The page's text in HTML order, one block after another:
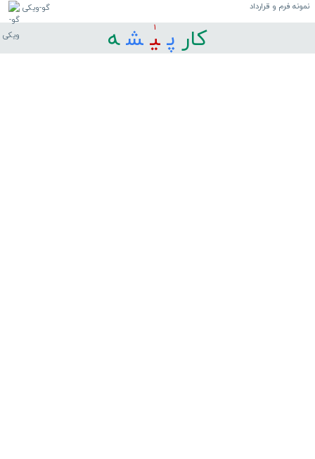
نمونه فرم و قرارداد گو-ویکی
کار ﭘ 1
ﯿ ﺸ ﻪ